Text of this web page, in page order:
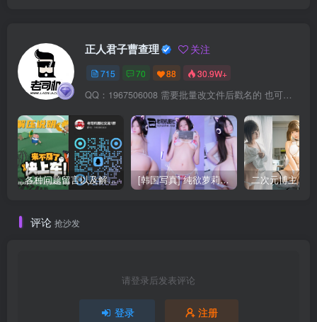
正人君子曹查理 关注
715 70 88 30.9W+
QQ：1967506008 需要批量改文件后戳名的 也可以加我
各种问题留言以及解压教程 [韩国写真] 纯欲萝莉Yeon Woo(연우) 写真合集 [51]期
评论 抢沙发
请登录后发表评论
登录 注册